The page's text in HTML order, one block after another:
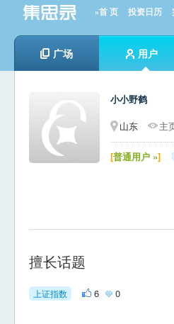
»首 页 投资日历
广场 用户
小小野鹤
山东
主
[普通用户 »]
擅长话题
上证指数 6 0